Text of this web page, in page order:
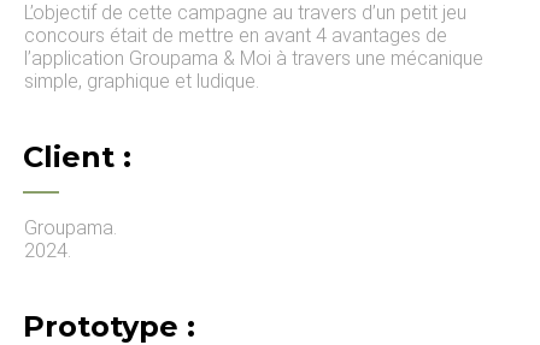
L’objectif de cette campagne au travers d’un petit jeu
concours était de mettre en avant 4 avantages de
l’application Groupama & Moi à travers une mécanique
simple, graphique et ludique.
Client :
Groupama.
2024.
Prototype :